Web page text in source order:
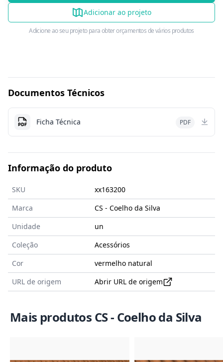
Adicionar ao projeto
Adicione ao seu projeto para obter orçamentos de vários produtos
Documentos Técnicos
Ficha Técnica PDF
Informação do produto
SKU
xx163200
Marca
CS - Coelho da Silva
Unidade
un
Coleção
Acessórios
Cor
vermelho natural
URL de origem
Abrir URL de origem
Mais produtos CS - Coelho da Silva